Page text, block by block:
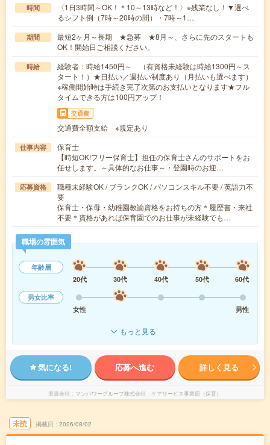
時間
〈1日3時間～OK！＊10～13時など！〉※残業なし！▼選べ
るシフト例（7時～20時の間）・7時～1…
期間
最短2ヶ月～長期 ★急募 ★8月～、さらに先のスタートも
OK！開始日ご相談ください。
時給
経験者：時給1450円～ （有資格未経験は時給1300円～ス
タート！）★日払い／週払い制度あり（月払いも選べます）
※稼働開始時は手続き完了次第のお支払いとなります★フル
タイムできる方は100円アップ！
交通費
交通費全額支給 ※規定あり
仕事内容
保育士
【時短OK!フリー保育士】担任の保育士さんのサポートをお
任せします。～具体的なお仕事～・登園時のお迎…
応募資格
職種未経験OK / ブランクOK / パソコンスキル不要 / 英語力不
要
保育士・保母・幼稚園教諭資格をお持ちの方＊履歴書・来社
不要＊資格があれば保育園でのお仕事が未経験でも…
職場の雰囲気
年齢層
20代
30代 40代 50代
60代
男女比率
女性
男性
もっと見る
気になる! 応募へ進む 詳しく見る
派遣会社 マンパワーグループ株式会社 ケアサービス事業部（保育）
未読 掲載日 2026/08/02